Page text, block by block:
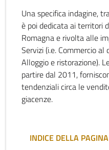
Una specifica indagine,
è poi dedicata ai territori
Romagna e rivolta alle
Servizi (i.e. Commercio
Alloggio e ristorazione).
partire dal 2011,
tendenziali circa le
giacenze.
INDICE DELLA PAGINA